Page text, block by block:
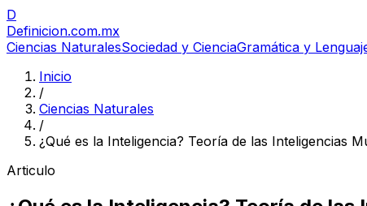
D
Definicion.com.mx
Ciencias NaturalesSociedad y CienciaGramática y
Inicio
/
Ciencias Naturales
/
¿Qué es la Inteligencia? Teoría de las Inteligencias
Articulo